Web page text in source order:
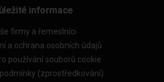
informace
firmy a řemeslníci
a ochrana osobních údajů
používání souborů cookie
(zprostředkování)